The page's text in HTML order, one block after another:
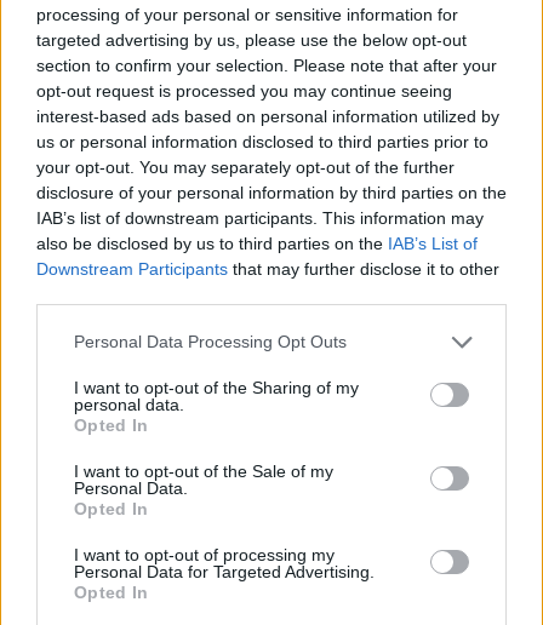
processing of your personal or sensitive information for
targeted advertising by us, please use the below opt-out
section to confirm your selection. Please note that after your
opt-out request is processed you may continue seeing
interest-based ads based on personal information utilized by
us or personal information disclosed to third parties prior to
your opt-out. You may separately opt-out of the further
disclosure of your personal information by third parties on the
IAB’s list of downstream participants. This information may
also be disclosed by us to third parties on the IAB’s List of
Downstream Participants that may further disclose it to other
Please note that this website/app uses one or more Google
not limited to your visit or usage behaviour. You may click to
grant or deny consent to Google and its third-party tags to
use your data for below specified purposes in below Google
consent section.
Personal Data Processing Opt Outs
I want to opt-out of the Sharing of my
personal data.
Opted In
I want to opt-out of the Sale of my
Personal Data.
Opted In
I want to opt-out of processing my
Personal Data for Targeted Advertising.
Opted In